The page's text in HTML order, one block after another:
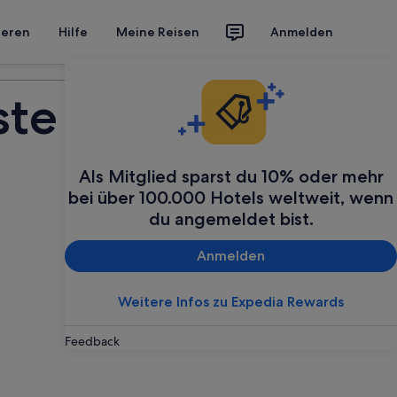
Hilfe Meine Reisen Anmelden
Als Mitglied sparst du 10% oder mehr
bei über 100.000 Hotels weltweit, wenn
du angemeldet bist.
Anmelden
Weitere Infos zu Expedia Rewards
Feedback
in Berlin